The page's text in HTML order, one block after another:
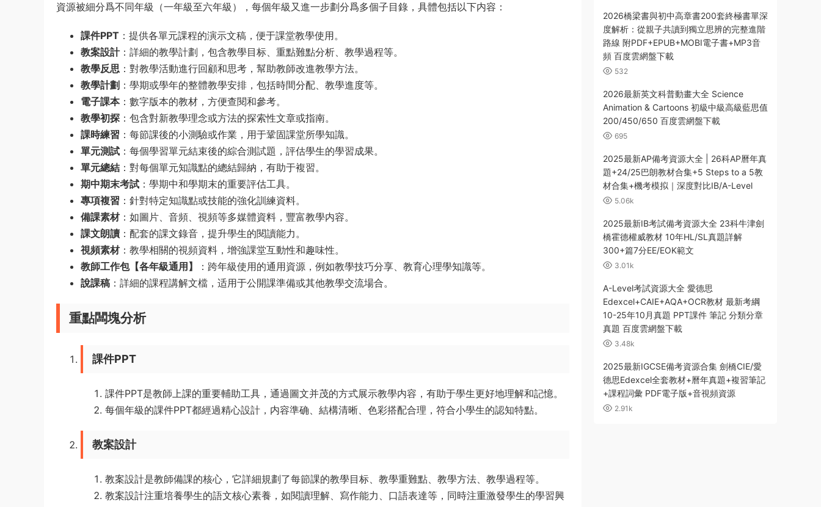
資源被細分爲不同年級（一年級至六年級），每個年級又進一步劃分爲多個子目錄，具體包括以下内容：
課件PPT ：提供各單元課程的演示文稿，便于課堂教學使用。
教案設計：詳細的教學計劃，包含教學目标、重點難點分析、教學過程等。
教學反思 ：對教學活動進行回顧和思考，幫助教師改進教學方法。
教學計劃 ：學期或學年的整體教學安排，包括時間分配、教學進度等。
電子課本：數字版本的教材，方便查閱和參考。
教學初探 ：包含對新教學理念或方法的探索性文章或指南。
課時練習 ：每節課後的小測驗或作業，用于鞏固課堂所學知識。
單元測試 ：每個學習單元結束後的綜合測試題，評估學生的學習成果。
單元總結 ：對每個單元知識點的總結歸納，有助于複習。
期中期末考試 ：學期中和學期末的重要評估工具。
專項複習 ：針對特定知識點或技能的強化訓練資料。
備課素材：如圖片、音頻、視頻等多媒體資料，豐富教學内容。
課文朗讀 ：配套的課文錄音，提升學生的閱讀能力。
視頻素材：教學相關的視頻資料，增強課堂互動性和趣味性。
教師工作包【各年級通用】
：跨年級使用的通用資源，例如教學技巧分享、教育心理學知識等。
說課稿 ：詳細的課程講解文檔，适用于公開課準備或其他教學交流場合。
重點闆塊分析
課件PPT
課件PPT是教師上課的重要輔助工具，通過圖文并茂的方式展示教學内容，有助于學生更好地理解和記憶。
每個年級的課件PPT都經過精心設計，内容準确、結構清晰、色彩搭配合理，符合小學生的認知特點。
教案設計
教案設計是教師備課的核心，它詳細規劃了每節課的教學目标、教學重難點、教學方法、教學過程等。
教案設計注重培養學生的語文核心素養，如閱讀理解、寫作能力、口語表達等，同時注重激發學生的學習興
2026橋梁書與初中高章書200套終極書單深
度解析：從親子共讀到獨立思辨的完整進階
路線 附PDF+EPUB+MOBI電子書+MP3音
頻 百度雲網盤下載
532
2026最新英文科普動畫大全 Science
Animation & Cartoons 初級中級高級藍思值
200/450/650 百度雲網盤下載
695
2025最新AP備考資源大全 | 26科AP曆年真
題+24/25巴朗教材合集+5 Steps to a 5教
材合集+機考模拟｜深度對比IB/A-Level
5.06k
2025最新IB考試備考資源大全 23科牛津劍
橋霍德權威教材 10年HL/SL真題詳解
300+篇7分EE/EOK範文
3.01k
A-Level考試資源大全 愛德思
Edexcel+CAIE+AQA+OCR教材 最新考綱
10-25年10月真題 PPT課件 筆記 分類分章
真題 百度雲網盤下載
3.48k
2025最新IGCSE備考資源合集 劍橋CIE/愛
德思Edexcel全套教材+曆年真題+複習筆記
+課程詞彙 PDF電子版+音視頻資源
2.91k